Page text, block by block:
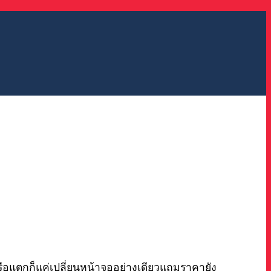
แตกก็แค่เปลี่ยนหน้าจออย่างเดียวแถมราคายัง